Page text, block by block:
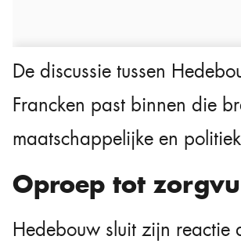
De discussie tussen
Francken past binnen die
maatschappelijke en
Oproep tot
Hedebouw sluit zijn reactie